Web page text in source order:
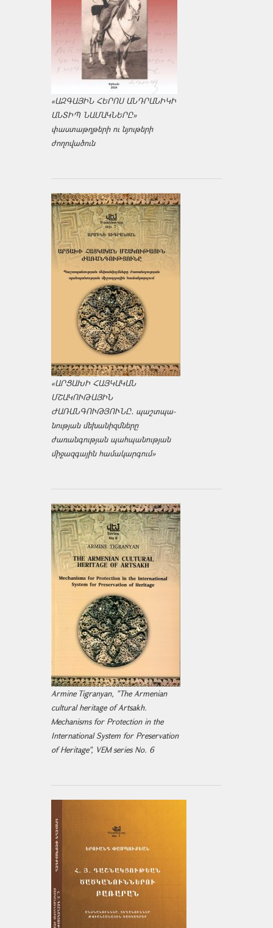
«ԱԶԳԱՅԻՆ ՀԵՐՈՍ ԱՆԴՐԱՆԻԿԻ
ԱՆՏԻՊ ՆԱՄԱԿՆԵՐԸ»
փաստաթղթերի ու նյութերի
ժողովածուն
«ԱՐՑԱԽԻ ՀԱՅԿԱԿԱՆ
ՄՇԱԿՈՒԹԱՅԻՆ
ԺԱՌԱՆԳՈՒԹՅՈՒՆԸ․ պաշտպա­
նության մեխանիզմները
ժառանգության պահպանության
միջազ­գային համակարգում»
Armine Tigranyan, "The Armenian
cultural heritage of Artsakh.
Mechanisms for Protection in the
International System for Preservation
of Heritage", VEM series No. 6